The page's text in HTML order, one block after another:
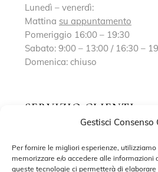
Gestisci Consenso
Per fornire le migliori esperienze,
memorizzare e/o accedere alle informazioni
queste tecnologie ci permetterà di
Lunedì – venerdì:
Mattina su appuntamento
Pomeriggio 16:00 – 19:30
Sabato: 9:00 – 13:00 / 16:30 –
Domenica: chiuso
SERVIZIO CLIENTI
Contatti